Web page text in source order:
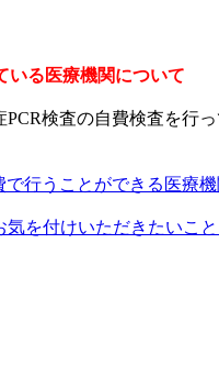
いる医療機関について
検査の自費検査を行
で行うことができる医療
気を付けいただきたいこ